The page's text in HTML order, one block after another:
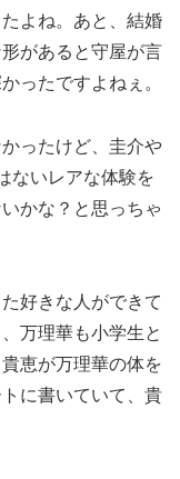
よね。あと、結婚
があると守屋が言
ったですよねぇ。
ったけど、圭介や
ないレアな体験を
かな？と思っちゃ
好きな人ができて
万理華も小学生と
恵が万理華の体を
に書いていて、貴